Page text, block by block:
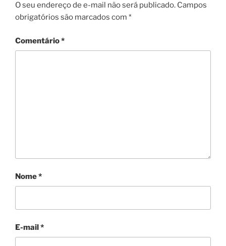
O seu endereço de e-mail não será publicado. Campos
obrigatórios são marcados com *
Comentário*
Nome*
E-mail*